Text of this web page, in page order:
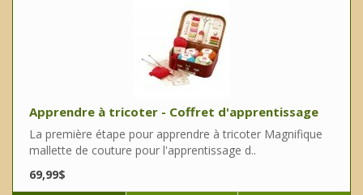
Apprendre à tricoter - Coffret d'apprentissage
La première étape pour apprendre à tricoter Magnifique
mallette de couture pour l'apprentissage d..
69,99$